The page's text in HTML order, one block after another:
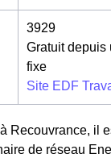
3929
Gratuit depuis
fixe
Site EDF
à Recouvrance, il
de réseau